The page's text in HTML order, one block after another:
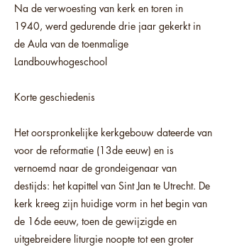
Na de verwoesting van kerk en toren in
1940, werd gedurende drie jaar gekerkt in
de Aula van de toenmalige
Landbouwhogeschool
Korte geschiedenis
Het oorspronkelijke kerkgebouw dateerde van
voor de reformatie (13de eeuw) en is
vernoemd naar de grondeigenaar van
destijds: het kapittel van Sint Jan te Utrecht. De
kerk kreeg zijn huidige vorm in het begin van
de 16de eeuw, toen de gewijzigde en
uitgebreidere liturgie noopte tot een groter